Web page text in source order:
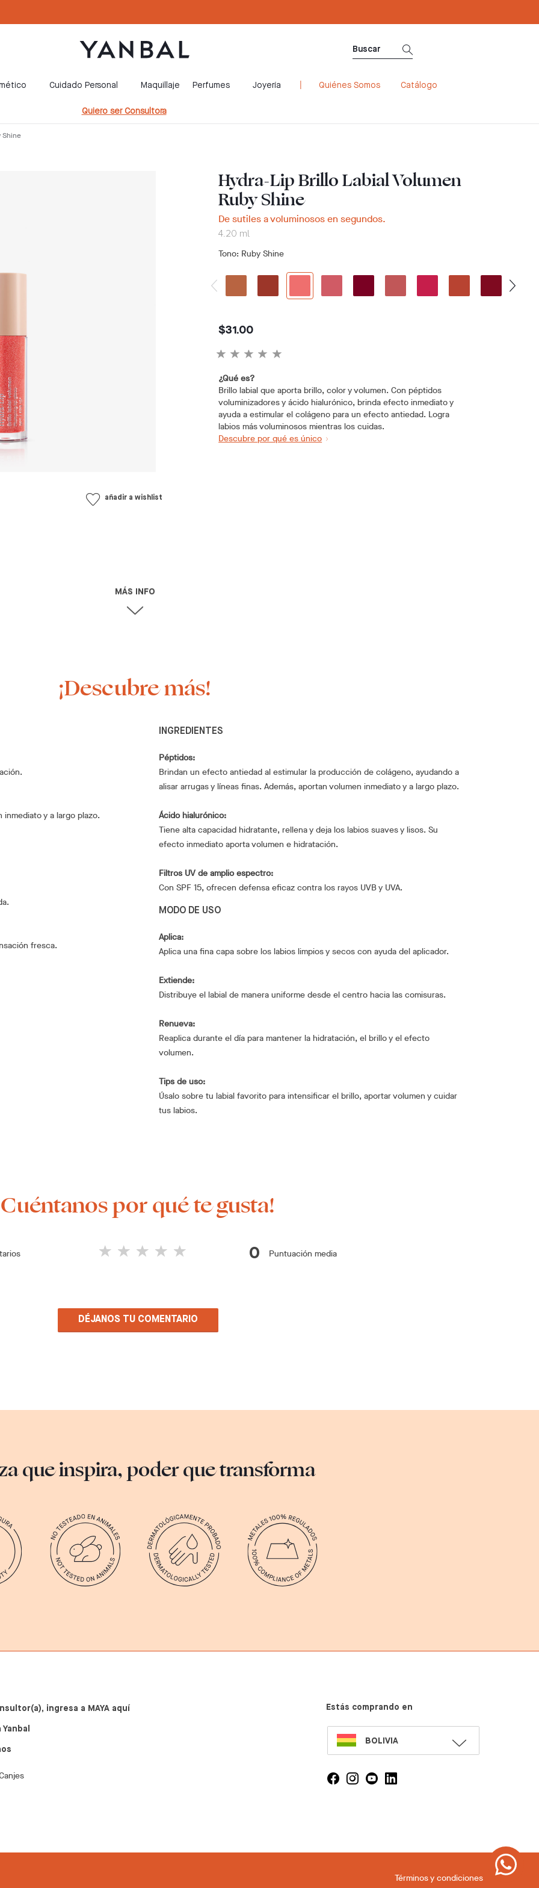
Cuidado Personal Maquillaje Perfumes Joyería Quiénes Somos Catálogo
Quiero ser Consultora
Shine
añadir a wishlist
Hydra-Lip Brillo Labial Volumen
Ruby Shine
De sutiles a voluminosos en segundos.
4.20 ml
Tono: Ruby Shine
$31.00
¿Qué es?
Brillo labial que aporta brillo, color y volumen. Con péptidos
voluminizadores y ácido hialurónico, brinda efecto inmediato y
ayuda a estimular el colágeno para un efecto antiedad. Logra
labios más voluminosos mientras los cuidas.
Descubre por qué es único
¡Descubre más!
y a largo plazo.
fresca.
INGREDIENTES
Péptidos:
Brindan un efecto antiedad al estimular la producción de colágeno, ayudando a
alisar arrugas y líneas finas. Además, aportan volumen inmediato y a largo plazo.
Ácido hialurónico:
Tiene alta capacidad hidratante, rellena y deja los labios suaves y lisos. Su
efecto inmediato aporta volumen e hidratación.
Filtros UV de amplio espectro:
Con SPF 15, ofrecen defensa eficaz contra los rayos UVB y UVA.
MODO DE USO
Aplica:
Aplica una fina capa sobre los labios limpios y secos con ayuda del aplicador.
Extiende:
Distribuye el labial de manera uniforme desde el centro hacia las comisuras.
Renueva:
Reaplica durante el día para mantener la hidratación, el brillo y el efecto
volumen.
Tips de uso:
Úsalo sobre tu labial favorito para intensificar el brillo, aportar volumen y cuidar
tus labios.
por qué te gusta!
0 Puntuación media
DÉJANOS TU COMENTARIO
que inspira, poder que transforma
ingresa a MAYA aquí Estás comprando en
SELECT
LANGUAGE
BOLIVIA
Términos y condiciones